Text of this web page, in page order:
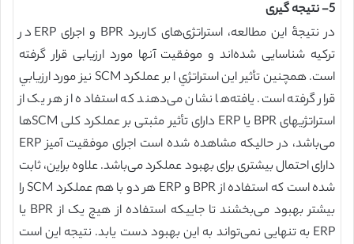
5- نتیجه گیری
در نتیجۀ این مطالعه، استراتژی‌های کاربرد BPR و اجرای ERP در
ترکیه شناسایی شده‌اند و موفقیت آنها مورد ارزیابی قرار گرفته
است. همچنين تأثیر اين استراتژي ا بر عملکرد SCM نیز مورد ارزيابي
قرار گرفته است. یافته‌ها نشان می‌دهند که استفاده از هر یک از
استراتژیهای BPR یا ERP دارای تأثیر مثبتی بر عملکرد کلی SCMها
می‌باشد، در حالیکه مشاهده شده است اجرای موفقیت آمیز ERP
دارای احتمال بیشتری برای بهبود عملکرد می‌باشد. علاوه براین، ثابت
شده است که استفاده از BPR و ERP هر دو با هم عملکرد SCM را
بیشتر بهبود می‌بخشند تا جاییکه استفاده از هیچ یک از BPR یا
ERP به تنهایی نمی‌تواند به این بهبود دست یابد. نتیجه این است